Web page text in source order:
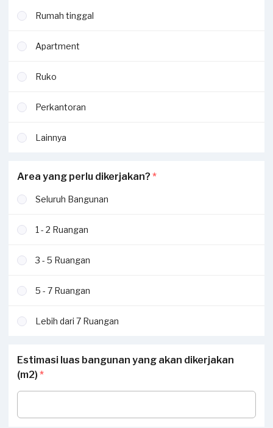
Rumah tinggal
Apartment
Ruko
Perkantoran
Lainnya
Area yang perlu dikerjakan? *
Seluruh Bangunan
1 - 2 Ruangan
3 - 5 Ruangan
5 - 7 Ruangan
Lebih dari 7 Ruangan
Estimasi luas bangunan yang akan dikerjakan
(m2) *